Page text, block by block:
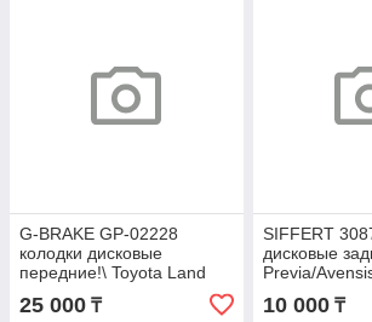
G-BRAKE GP-02228
колодки дисковые
передние!\ Toyota Land
Cruiser J12 4.0i/3.0D 03>
D2228MH
25 000 ₸
SIFFERT
дисковые
Previa/
D2198
10 000₸